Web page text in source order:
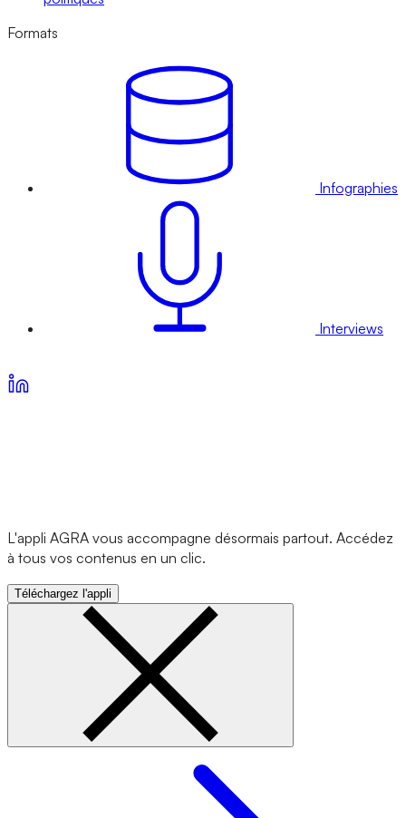
Formats
Infographies
Interviews
L'appli AGRA vous accompagne désormais partout. Accédez
à tous vos contenus en un clic.
Téléchargez l'appli